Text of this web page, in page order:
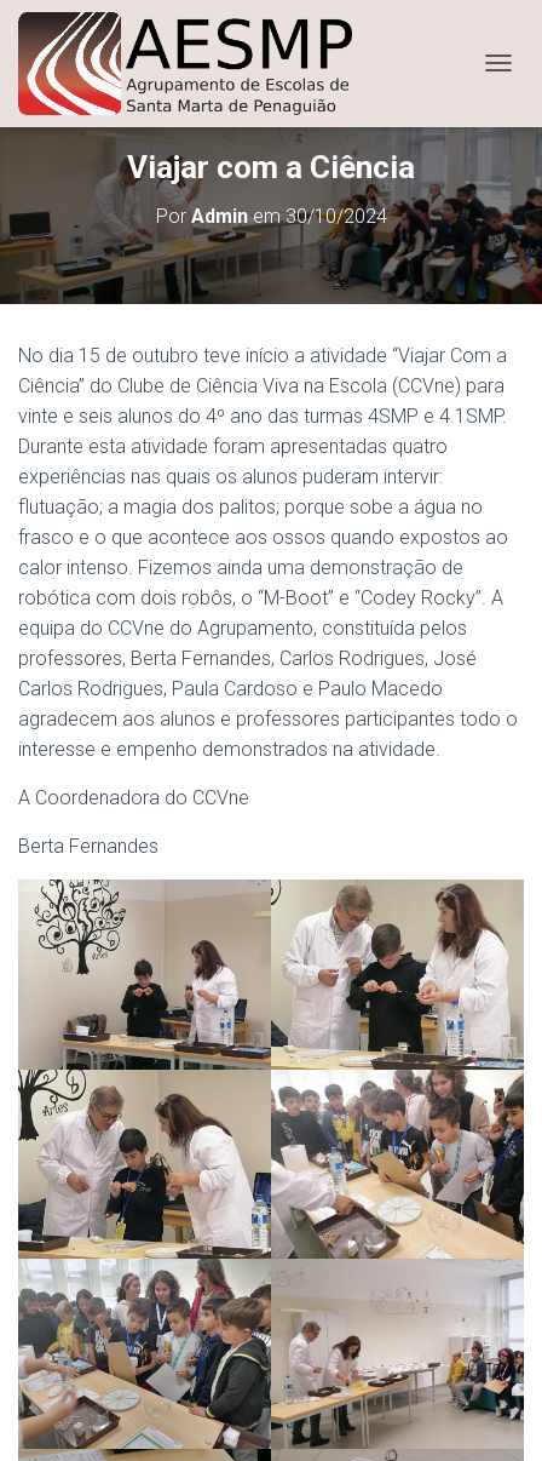
Viajar com a Ciência
PorAdminem30/10/2024
No dia 15 de outubro teve início a atividade “Viajar Com a
Ciência” do Clube de Ciência Viva na Escola (CCVne) para
vinte e seis alunos do 4º ano das turmas 4SMP e 4.1SMP.
Durante esta atividade foram apresentadas quatro
experiências nas quais os alunos puderam intervir:
flutuação; a magia dos palitos; porque sobe a água no
frasco e o que acontece aos ossos quando expostos ao
calor intenso. Fizemos ainda uma demonstração de
robótica com dois robôs, o “M-Boot” e “Codey Rocky”. A
equipa do CCVne do Agrupamento, constituída pelos
professores, Berta Fernandes, Carlos Rodrigues, José
Carlos Rodrigues, Paula Cardoso e Paulo Macedo
agradecem aos alunos e professores participantes todo o
interesse e empenho demonstrados na atividade.
A Coordenadora do CCVne
Berta Fernandes